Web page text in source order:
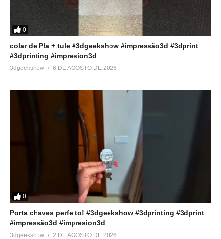
0
colar de Pla + tule #3dgeekshow #impressão3d #3dprint
#3dprinting #impresion3d
3dgeekshow 6 DE AGOSTO DE 2026
0
Porta chaves perfeito! #3dgeekshow #3dprinting #3dprint
#impressão3d #impresion3d
3dgeekshow 2 DE AGOSTO DE 2026